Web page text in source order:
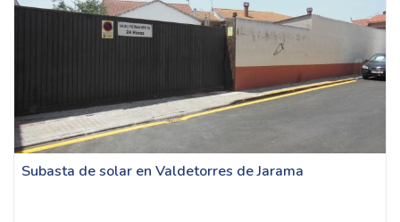
Subasta de solar en Valdetorres de Jarama